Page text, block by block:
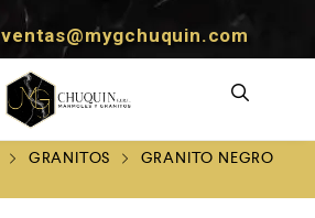
ventas@mygchuquin.com
GRANITOS
GRANITO NEGRO